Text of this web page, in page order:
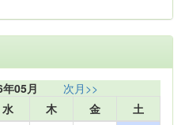
05月
次月>>
水 木 金
土